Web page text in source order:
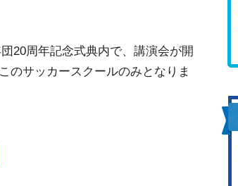
20周年記念式典内で、講演会が開
のサッカースクールのみとなりま